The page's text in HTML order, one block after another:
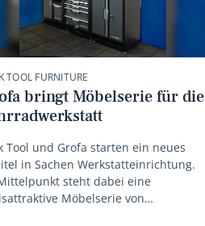
TOOL FURNITURE
bringt Möbelserie für die
Tool und Grofa starten ein neues
in Sachen Werkstatteinrichtung.
steht dabei eine
Möbelserie von…